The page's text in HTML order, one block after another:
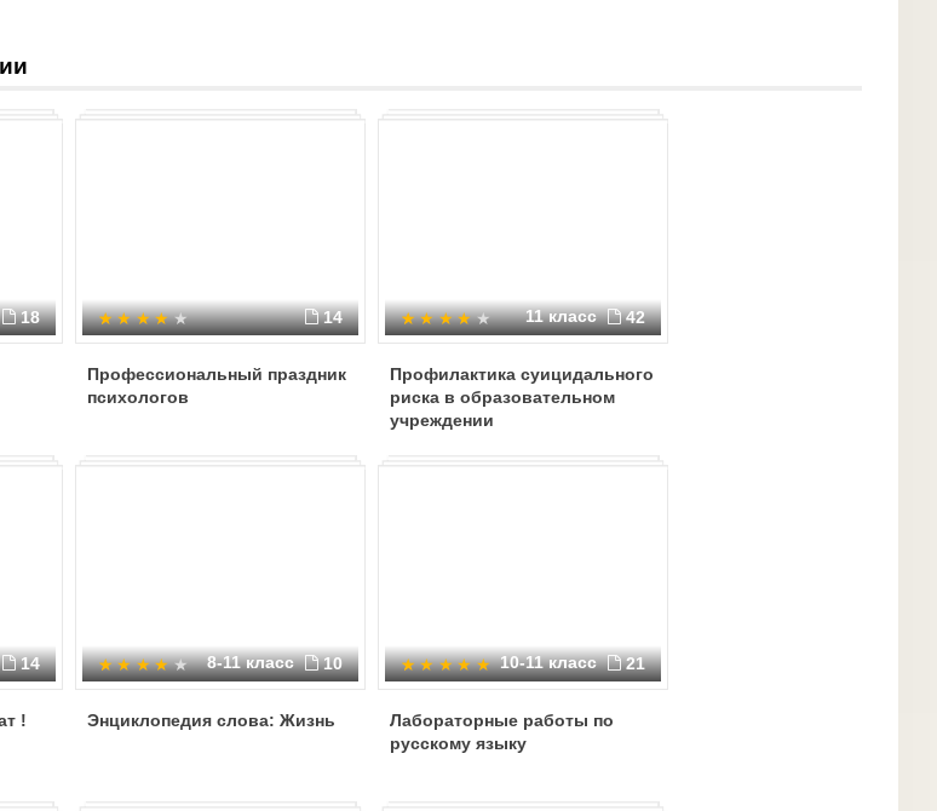
18 14
Профессиональный праздник
психологов
11 класс 42
Профилактика суицидального
риска в образовательном
учреждении
14
!
8-11 класс 10
Энциклопедия слова: Жизнь
10-11 класс 21
Лабораторные работы по
русскому языку